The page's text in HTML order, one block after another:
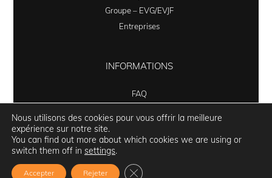
Groupe – EVG/EVJF
Entreprises
INFORMATIONS
FAQ
Nous utilisons des cookies pour vous offrir la meilleure
expérience sur notre site.
You can find out more about which cookies we are using or
switch them off in settings.
Accepter Rejeter Fermer la bannière des cookies